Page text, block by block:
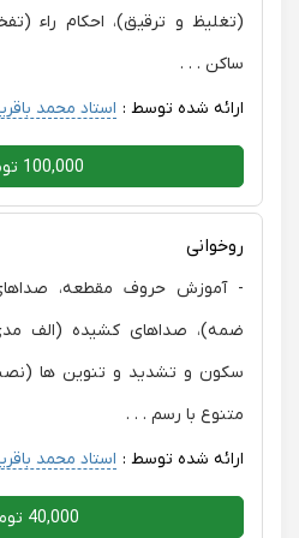
(تغلیظ و ترقیق)، احکام راء
ساکن . . .
ارائه شده توسط : استاد محمد
100,000 تومان
روخوانی
- آموزش حروف مقطعه،
ضمه)، صداهای کشیده (الف
سکون و تشدید و تنوین ها
متنوع با رسم . . .
ارائه شده توسط : استاد محمد
40,000 تومان